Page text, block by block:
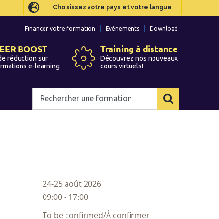
Choisissez votre pays et votre langue
Financer votre formation Evénements Download
BOOST
réduction sur
e-learning
Training à distance
Découvrez nos nouveaux
cours virtuels!
Rechercher
une
Choisissez votre pays et votre langue
Financer votre formation Evénements Download
BOOST
réduction sur
e-learning
Training à distance
Découvrez nos nouveaux
cours virtuels!
Rechercher
une
24-25 août 2026
09:00 - 17:00
To be confirmed/À confirmer